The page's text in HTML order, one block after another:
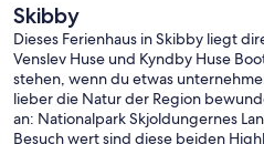
Skibby
Dieses Ferienhaus in Skibby liegt
Venslev Huse und Kyndby Huse
stehen, wenn du etwas
lieber die Natur der Region
an: Nationalpark Skjoldungernes
Besuch wert sind diese beiden